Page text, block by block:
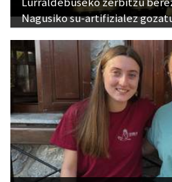
"Ostiraleko kontzertu gaua
jendetsuena"